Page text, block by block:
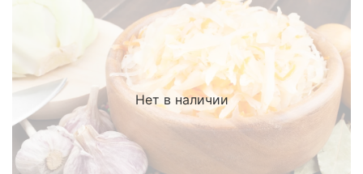
Нет в наличии